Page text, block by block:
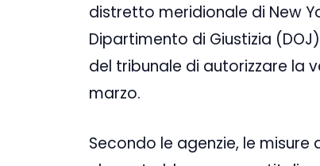
distretto meridionale di New
Dipartimento di Giustizia
del tribunale di autorizzare la
marzo.
Secondo le agenzie, le